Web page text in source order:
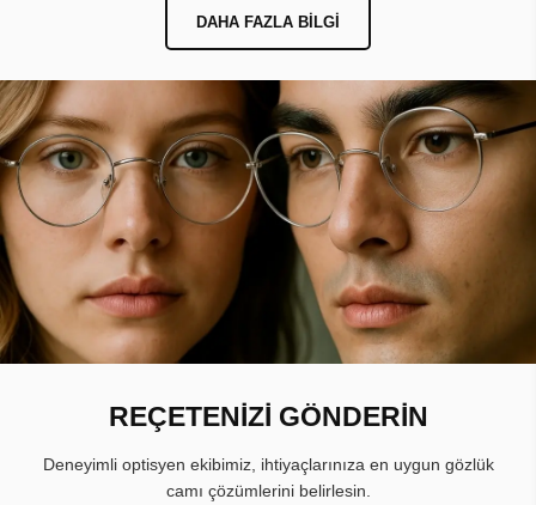
DAHA FAZLA BILGI
REÇETENİZİ GÖNDERİN
Deneyimli optisyen ekibimiz, ihtiyaçlarınıza en uygun gözlük
camı çözümlerini belirlesin.